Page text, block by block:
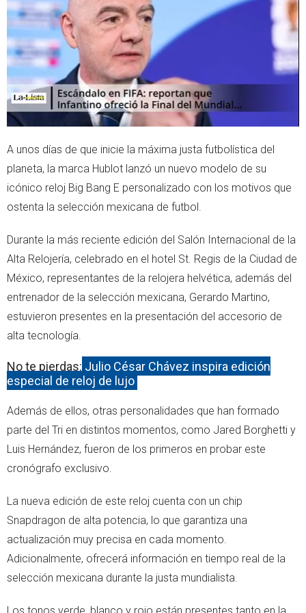
r
p
p
A unos días de que inicie la máxima justa futbolística del
planeta, la marca Hublot lanzó un nuevo modelo de su
icónico reloj Big Bang E personalizado con los motivos que
ostenta la selección mexicana de futbol.
Durante la más reciente edición del Salón Internacional de la
Alta Relojería, celebrado en el hotel St. Regis de la Ciudad de
México, representantes de la relojera helvética, además del
entrenador de la selección mexicana, Gerardo Martino,
estuvieron presentes en la presentación del accesorio de
alta tecnología.
No te pierdas: Julio César Chávez inspira edición
especial de reloj de lujo
Además de ellos, otras personalidades que han formado
parte del Tri en distintos momentos, como Jared Borghetti y
Luis Hernández, fueron de los primeros en probar este
cronógrafo exclusivo.
La nueva edición de este reloj cuenta con un chip
Snapdragon de alta potencia, lo que garantiza una
actualización muy precisa en cada momento.
Adicionalmente, ofrecerá información en tiempo real de la
selección mexicana durante la justa mundialista.